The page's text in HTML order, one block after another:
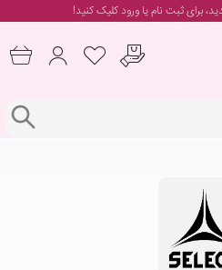
برایثبت نام یا ورودکلیک کنید!